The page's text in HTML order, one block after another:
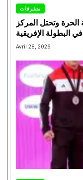
متفرقات
وتحتل المركز
Avril 28, 2026